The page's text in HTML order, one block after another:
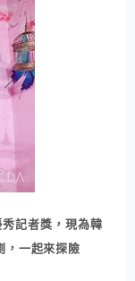
記者獎，現為韓
，一起來探險